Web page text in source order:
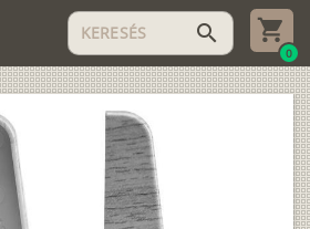
search
0